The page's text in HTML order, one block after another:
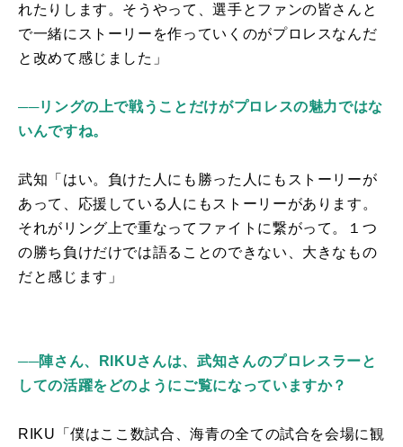
れたりします。そうやって、選手とファンの皆さんと
で一緒にストーリーを作っていくのがプロレスなんだ
と改めて感じました」
──リングの上で戦うことだけがプロレスの魅力ではな
いんですね。
武知「はい。負けた人にも勝った人にもストーリーが
あって、応援している人にもストーリーがあります。
それがリング上で重なってファイトに繋がって。１つ
の勝ち負けだけでは語ることのできない、大きなもの
だと感じます」
──陣さん、RIKUさんは、武知さんのプロレスラーと
しての活躍をどのようにご覧になっていますか？
RIKU「僕はここ数試合、海青の全ての試合を会場に観